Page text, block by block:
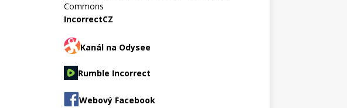
IncorrectCZ
Kanál na Odysee
Rumble Incorrect
Webový Facebook